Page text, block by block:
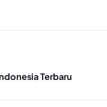
Terbaru